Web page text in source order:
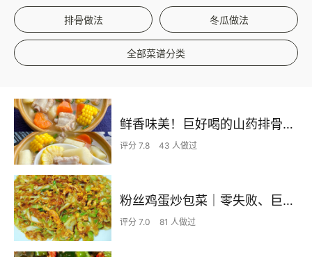
排骨做法 冬瓜做法
全部菜谱分类
鲜香味美！巨好喝的山药排骨汤！！
评分 7.8 43 人做过
粉丝鸡蛋炒包菜｜零失败、巨下饭
评分 7.0 81 人做过